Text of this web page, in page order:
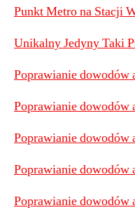
Punkt Metro na Stacji
Unikalny Jedyny Taki
Poprawianie dowodów
Poprawianie dowodów
Poprawianie dowodów
Poprawianie dowodów
Poprawianie dowodów